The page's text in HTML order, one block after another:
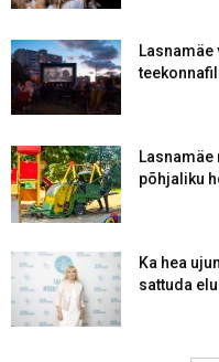
põhjaliku
Ka hea
sattuda